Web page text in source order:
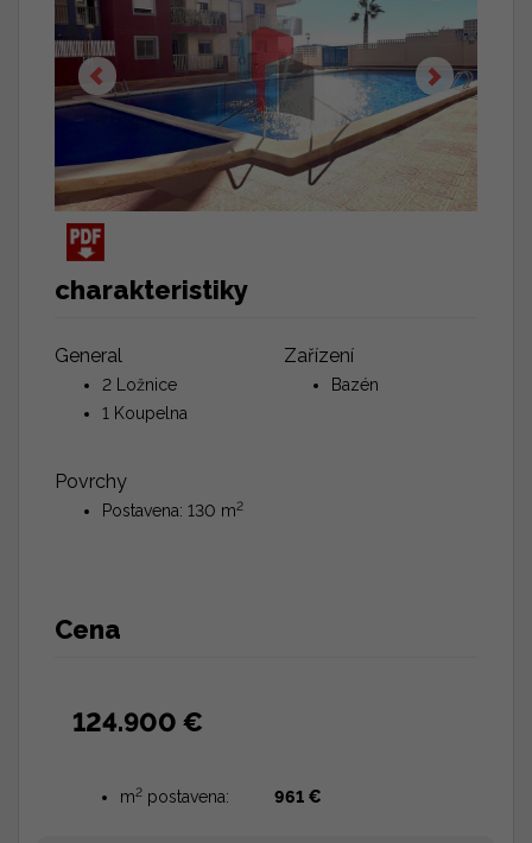
charakteristiky
General
2 Ložnice
1 Koupelna
Povrchy
Postavena: 130 m2
Zařízení
Bazén
Cena
124.900 €
m2 postavena: 961 €